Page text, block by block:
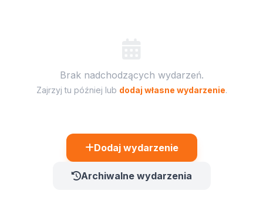
Brak nadchodzących wydarzeń.
Zajrzyj tu później lub dodaj własne wydarzenie.
Dodaj wydarzenie
Archiwalne wydarzenia